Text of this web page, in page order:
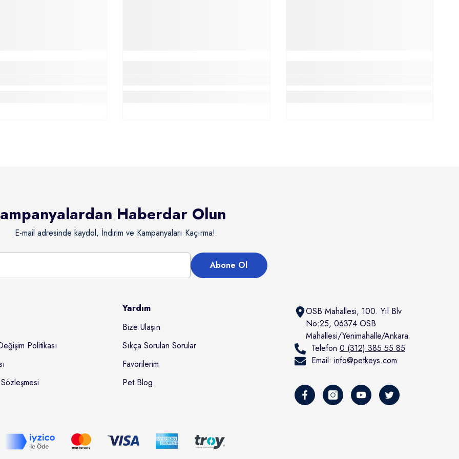
Haberdar Olun
E-mail adresinde kaydol, İndirim ve Kampanyaları Kaçırma!
Abone Ol
Politikası
Yardım
Bize Ulaşın
Sıkça Sorulan Sorular
Favorilerim
Pet Blog
OSB Mahallesi, 100. Yıl Blv
No:25, 06374 OSB
Mahallesi/Yenimahalle/Ankara
Telefon 0 (312) 385 55 85
Email: info@petkeys.com